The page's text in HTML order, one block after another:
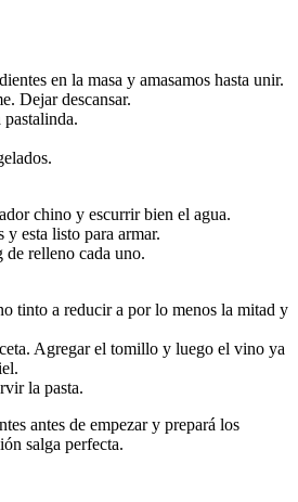
en la masa y amasamos hasta unir.
Dejar descansar.
chino y escurrir bien el agua.
esta listo para armar.
relleno cada uno.
tinto a reducir a por lo menos la mitad y
Agregar el tomillo y luego el vino ya
la pasta.
antes de empezar y prepará los
salga perfecta.